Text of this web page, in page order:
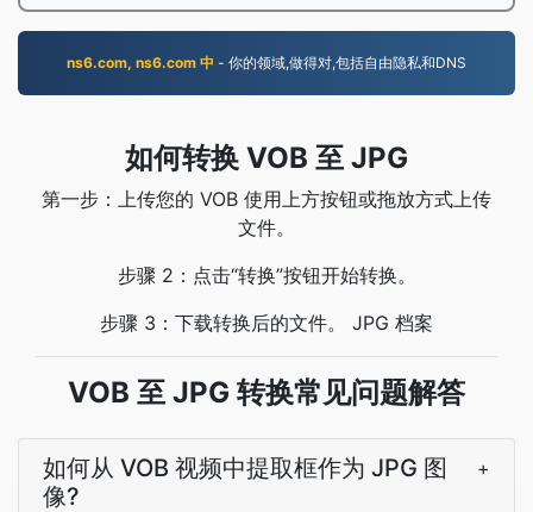
ns6.com, ns6.com 中 - 你的领域,做得对,包括自由隐私和DNS
如何转换 VOB 至 JPG
第一步：上传您的 VOB 使用上方按钮或拖放方式上传
文件。
步骤 2：点击“转换”按钮开始转换。
步骤 3：下载转换后的文件。 JPG 档案
VOB 至 JPG 转换常见问题解答
如何从 VOB 视频中提取框作为 JPG 图
像?
+